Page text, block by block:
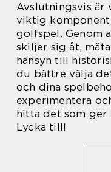
Avslutningsvis är
viktig
golfspel. Genom
skiljer sig åt,
hänsyn till
du bättre välja
och dina
experimentera
hitta det som ger
Lycka till!